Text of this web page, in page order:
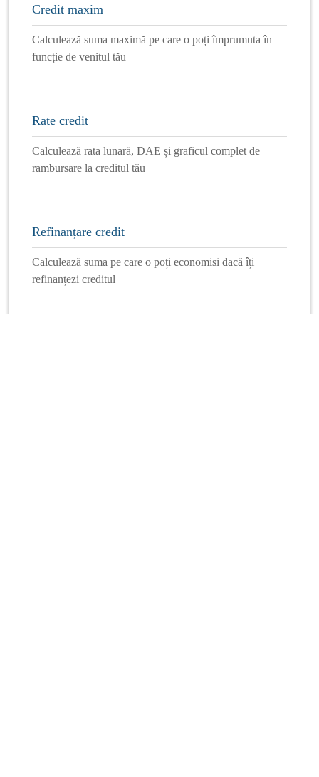
Credit maxim
Calculează suma maximă pe care o poți împrumuta în
funcție de venitul tău
Rate credit
Calculează rata lunară, DAE și graficul complet de
rambursare la creditul tău
Refinanțare credit
Calculează suma pe care o poți economisi dacă îți
refinanțezi creditul